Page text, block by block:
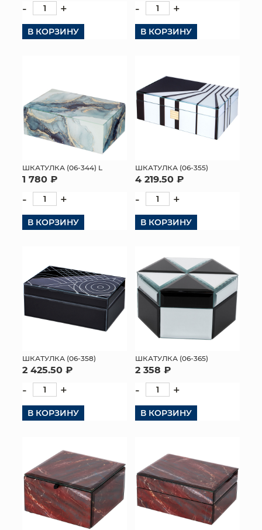
- +
В КОРЗИНУ
- +
В КОРЗИНУ
ШКАТУЛКА (06-344) L
1 780 ₽
- +
В КОРЗИНУ
ШКАТУЛКА (06-355)
4 219.50 ₽
- +
В КОРЗИНУ
ШКАТУЛКА (06-358)
2 425.50 ₽
- +
В КОРЗИНУ
ШКАТУЛКА (06-365)
2 358 ₽
- +
В КОРЗИНУ